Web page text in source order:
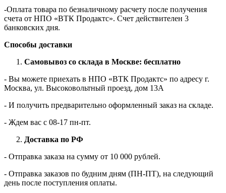
-Оплата товара по безналичному расчету после получения
счета от НПО «ВТК Продактс». Счет действителен 3
банковских дня.
Способы доставки
Самовывоз со склада в Москве: бесплатно
- Вы можете приехать в НПО «ВТК Продактс» по адресу г.
Москва, ул. Высоковольтный проезд, дом 13А
- И получить предварительно оформленный заказ на складе.
- Ждем вас c 08-17 пн-пт.
Доставка по РФ
- Отправка заказа на сумму от 10 000 рублей.
- Отправка заказов по будним дням (ПН-ПТ), на следующий
день после поступления оплаты.